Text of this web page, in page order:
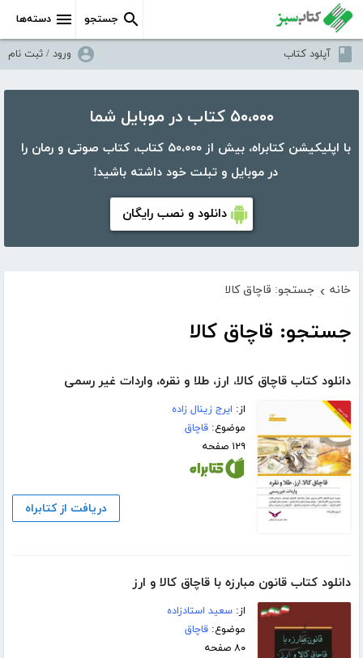
دسته‌ها جستجو
آپلود کتاب ورود / ثبت نام
۵۰،۰۰۰ کتاب در موبایل شما
با اپلیکیشن کتابراه، بیش از ۵۰،۰۰۰ کتاب، کتاب صوتی و رمان را
در موبایل و تبلت خود داشته باشید!
دانلود و نصب رایگان
خانه › جستجو: قاچاق کالا
جستجو: قاچاق کالا
دانلود کتاب قاچاق کالا، ارز، طلا و نقره، واردات غیر رسمی
از: ایرج زینال زاده
موضوع:قاچاق
۱۲۹ صفحه
دریافت از کتابراه
دانلود کتاب قانون مبارزه با قاچاق کالا و ارز
از:سعید استادزاده
موضوع:قاچاق
۸۰ صفحه